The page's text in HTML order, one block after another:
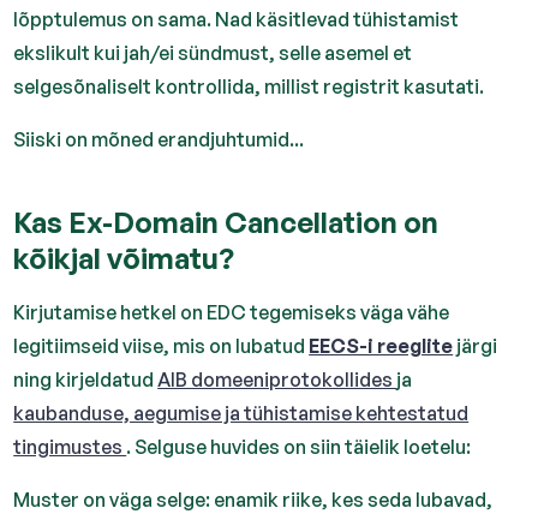
lõpptulemus on sama. Nad käsitlevad tühistamist
ekslikult kui jah/ei sündmust, selle asemel et
selgesõnaliselt kontrollida, millist registrit kasutati.
Siiski on mõned erandjuhtumid...
Kas Ex-Domain Cancellation on
kõikjal võimatu?
Kirjutamise hetkel on EDC tegemiseks väga vähe
legitiimseid viise, mis on lubatud EECS-i reeglite järgi
ning kirjeldatudAIB domeeniprotokollides ja
kaubanduse, aegumise ja tühistamise kehtestatud
tingimustes . Selguse huvides on siin täielik loetelu:
Muster on väga selge: enamik riike, kes seda lubavad,